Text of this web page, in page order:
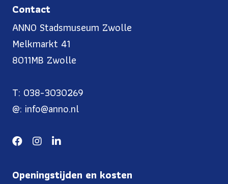
Contact
ANNO Stadsmuseum Zwolle
Melkmarkt 41
8011MB Zwolle
T: 038-3030269
@: info@anno.nl
Openingstijden en kosten